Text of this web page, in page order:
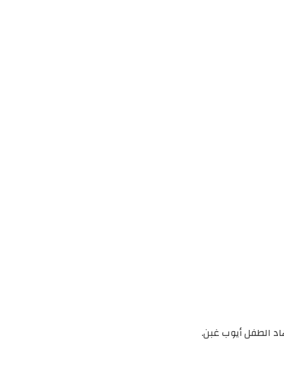
الطفل أيوب غبن.